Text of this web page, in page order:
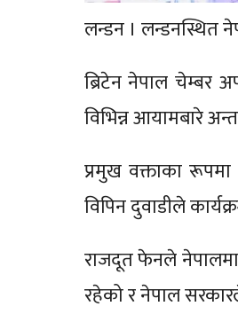
लन्डन । लन्डनस्थित
ब्रिटेन नेपाल चेम्बर
विभिन्न आयामबारे
प्रमुख वक्ताका
विपिन दुवाडीले
राजदूत फेनले
रहेको र नेपाल